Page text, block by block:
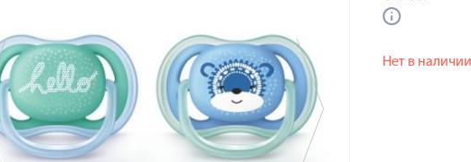
Нет в наличии